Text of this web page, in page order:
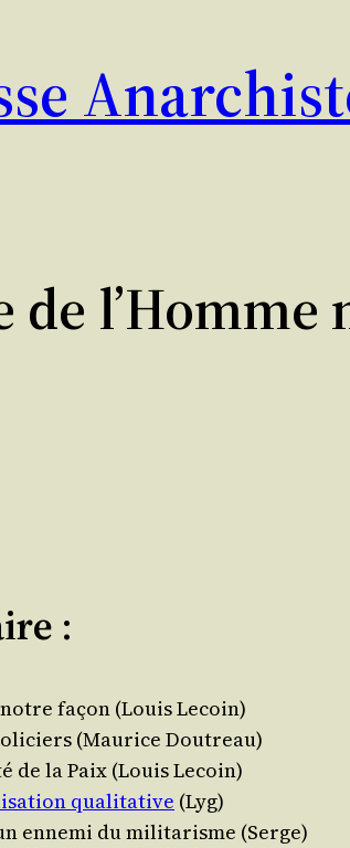
de l’Homme
:
façon (Louis Lecoin)
(Mau­rice Doutreau)
de la Paix (Louis Lecoin)
qua­li­ta­tive (Lyg)
enne­mi du mili­ta­risme (Serge)